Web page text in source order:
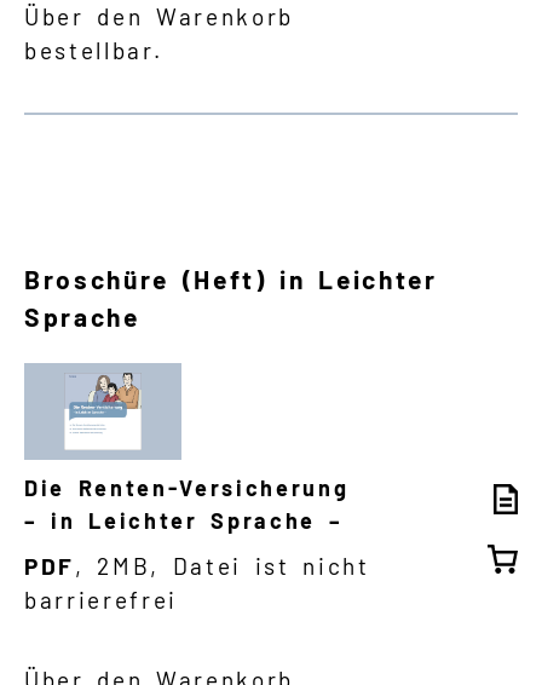
Über den Warenkorb
bestellbar.
Broschüre (Heft) in Leichter
Sprache
Die Renten-Versicherung
– in Leichter Sprache –
PDF, 2MB, Datei ist nicht
barrierefrei
Über den Warenkorb